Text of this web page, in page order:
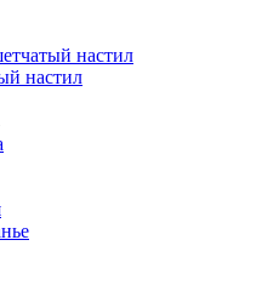
настил
настил